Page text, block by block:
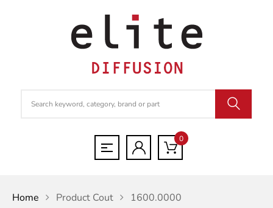
0
Home Product Cout 1600.0000